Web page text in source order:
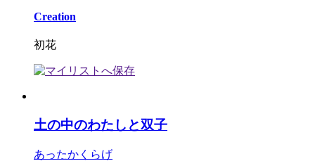
Creation
初花
土の中のわたしと双子
あったかくらげ